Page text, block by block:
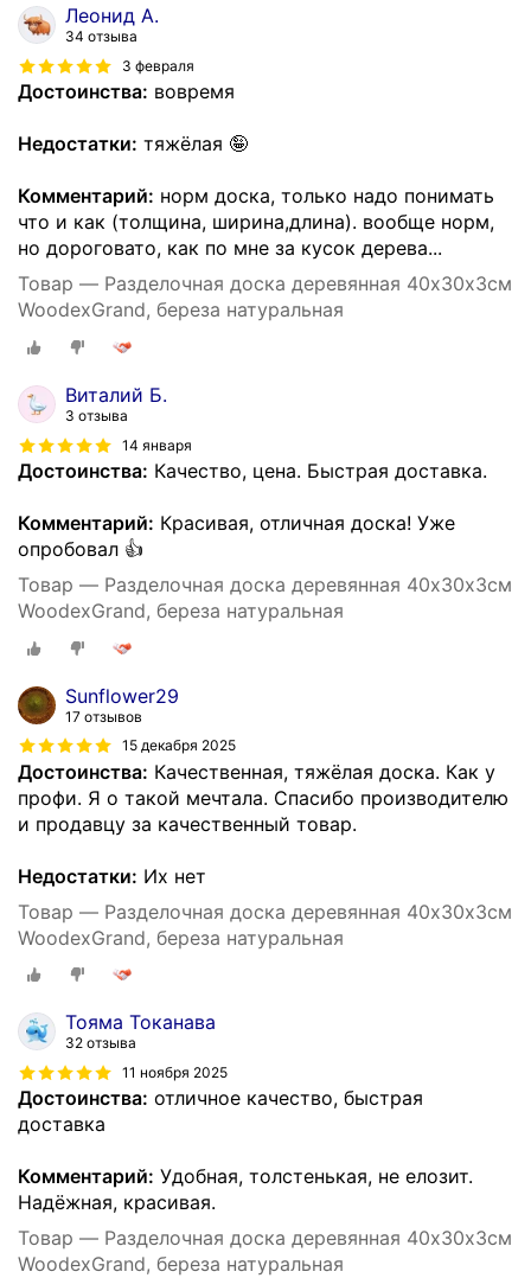
Леонид А.
34 отзыва
3 февраля
Достоинства: вовремя
Недостатки: тяжёлая 🤪
Комментарий: норм доска, только надо понимать
что и как (толщина, ширина,длина). вообще норм,
но дороговато, как по мне за кусок дерева...
Товар — Разделочная доска деревянная 40х30х3см
WoodexGrand, береза натуральная
Виталий Б.
3 отзыва
14 января
Достоинства: Качество, цена. Быстрая доставка.
Комментарий: Красивая, отличная доска! Уже
опробовал 👍
Товар — Разделочная доска деревянная 40х30х3см
WoodexGrand, береза натуральная
Sunflower29
17 отзывов
15 декабря 2025
Достоинства: Качественная, тяжёлая доска. Как у
профи. Я о такой мечтала. Спасибо производителю
и продавцу за качественный товар.
Недостатки: Их нет
Товар — Разделочная доска деревянная 40х30х3см
WoodexGrand, береза натуральная
Тояма Токанава
32 отзыва
11 ноября 2025
Достоинства: отличное качество, быстрая
доставка
Комментарий: Удобная, толстенькая, не елозит.
Надёжная, красивая.
Товар — Разделочная доска деревянная 40х30х3см
WoodexGrand, береза натуральная